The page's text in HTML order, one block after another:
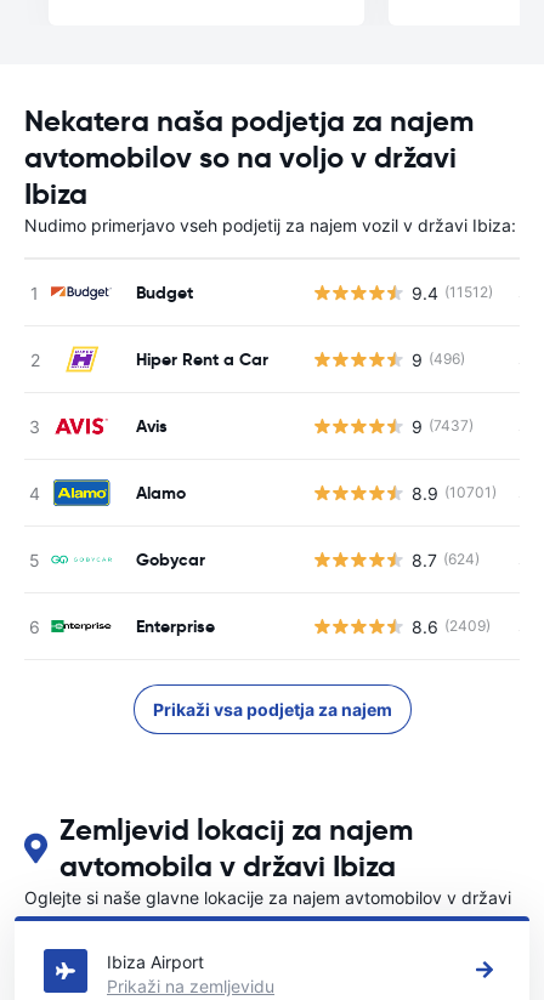
Nekatera naša podjetja za najem
avtomobilov so na voljo v državi
Ibiza
Nudimo primerjavo vseh podjetij za najem vozil v državi Ibiza:
Budget 9.4 (11512)
Hiper Rent a Car 9 (496)
Avis 9 (7437)
Alamo 8.9 (10701)
Gobycar 8.7 (624)
Enterprise 8.6 (2409)
Prikaži vsa podjetja za najem
Zemljevid lokacij za najem
avtomobila v državi Ibiza
Oglejte si naše glavne lokacije za najem avtomobilov v državi
Ibiza
Ibiza Airport
Prikaži na zemljevidu